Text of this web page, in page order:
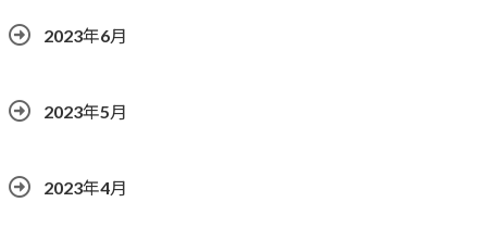
2023年6月
2023年5月
2023年4月